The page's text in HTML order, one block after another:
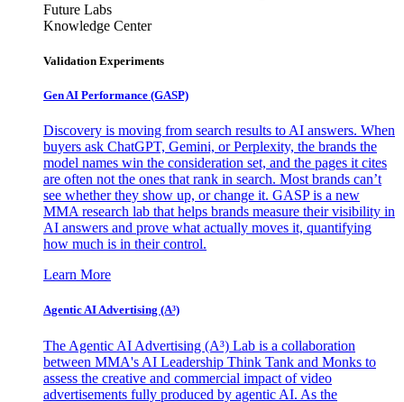
Future Labs
Knowledge Center
Validation Experiments
Gen AI Performance (GASP)
Discovery is moving from search results to AI answers. When
buyers ask ChatGPT, Gemini, or Perplexity, the brands the
model names win the consideration set, and the pages it cites
are often not the ones that rank in search. Most brands can’t
see whether they show up, or change it. GASP is a new
MMA research lab that helps brands measure their visibility in
AI answers and prove what actually moves it, quantifying
how much is in their control.
Learn More
Agentic AI Advertising (A³)
The Agentic AI Advertising (A³) Lab is a collaboration
between MMA's AI Leadership Think Tank and Monks to
assess the creative and commercial impact of video
advertisements fully produced by agentic AI. As the